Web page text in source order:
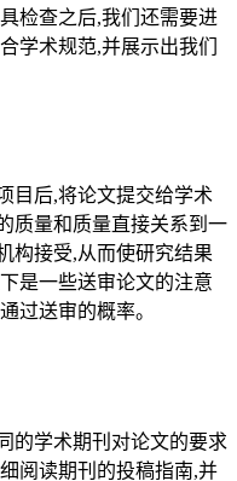
检查之后,我们还需要进
学术规范,并展示出我们
目后,将论文提交给学术
质量和质量直接关系到一
构接受,从而使研究结果
是一些送审论文的注意
过送审的概率。
的学术期刊对论文的要求
阅读期刊的投稿指南,并